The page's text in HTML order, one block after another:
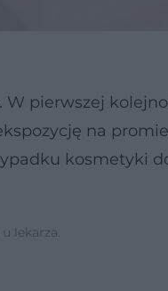
pierwszej
na
kosmetyki
lekarza.